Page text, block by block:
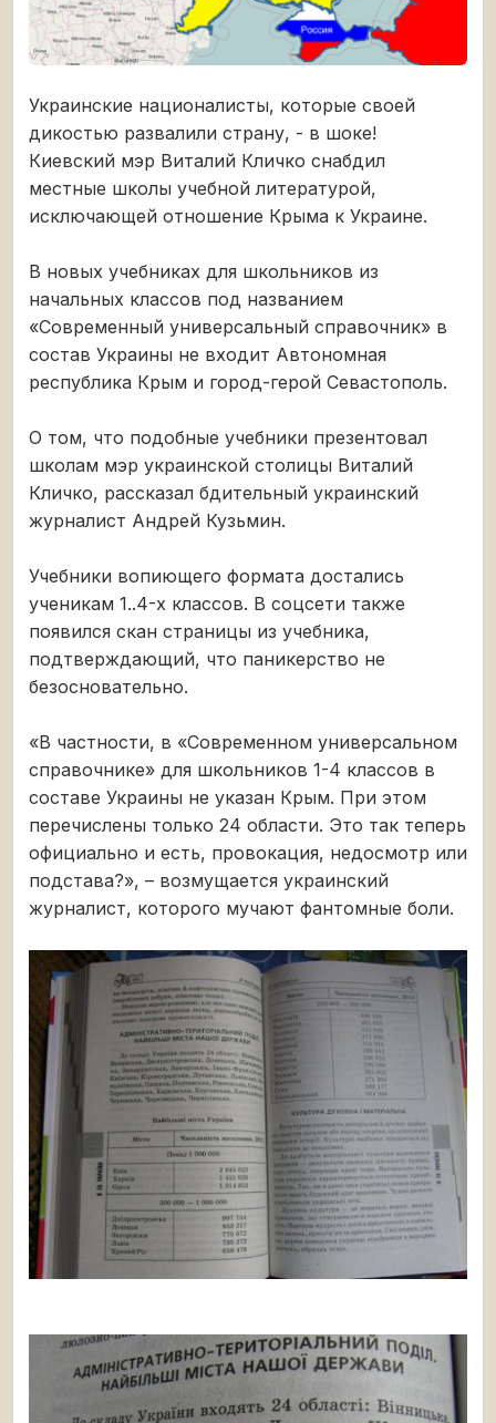
Украинские националисты, которые своей
дикостью развалили страну, - в шоке!
Киевский мэр Виталий Кличко снабдил
местные школы учебной литературой,
исключающей отношение Крыма к Украине.
В новых учебниках для школьников из
начальных классов под названием
«Современный универсальный справочник» в
состав Украины не входит Автономная
республика Крым и город-герой Севастополь.
О том, что подобные учебники презентовал
школам мэр украинской столицы Виталий
Кличко, рассказал бдительный украинский
журналист Андрей Кузьмин.
Учебники вопиющего формата достались
ученикам 1..4-х классов. В соцсети также
появился скан страницы из учебника,
подтверждающий, что паникерство не
безосновательно.
«В частности, в «Современном универсальном
справочнике» для школьников 1-4 классов в
составе Украины не указан Крым. При этом
перечислены только 24 области. Это так теперь
официально и есть, провокация, недосмотр или
подстава?», – возмущается украинский
журналист, которого мучают фантомные боли.